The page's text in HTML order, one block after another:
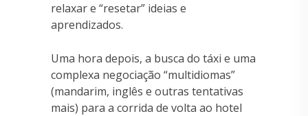
relaxar e “resetar” ideias e
aprendizados.
Uma hora depois, a busca do táxi e uma
complexa negociação “multidiomas”
(mandarim, inglês e outras tentativas
mais) para a corrida de volta ao hotel